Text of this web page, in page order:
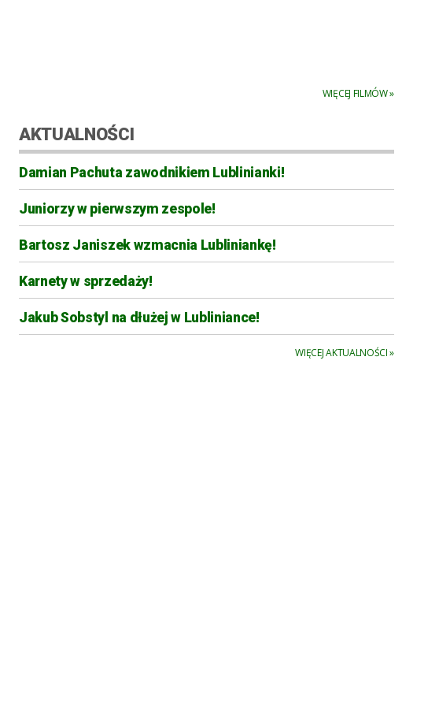
WIĘCEJ FILMÓW »
AKTUALNOŚCI
Damian Pachuta zawodnikiem Lublinianki!
Juniorzy w pierwszym zespole!
Bartosz Janiszek wzmacnia Lubliniankę!
Karnety w sprzedaży!
Jakub Sobstyl na dłużej w Lubliniance!
WIĘCEJ AKTUALNOŚCI »